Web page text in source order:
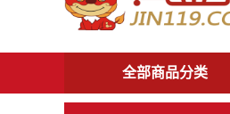
全部商品分类